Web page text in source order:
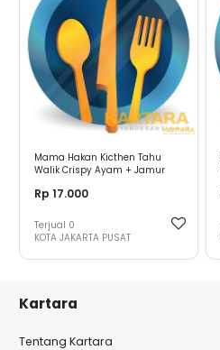
Mama Hakan Kicthen Tahu
Walik Crispy Ayam + Jamur
Rp 17.000
Terjual 0
KOTA JAKARTA PUSAT
Kartara
Tentang Kartara